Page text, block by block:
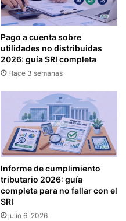
Pago a cuenta sobre
utilidades no distribuidas
2026: guía SRI completa
Hace 3 semanas
Informe de cumplimiento
tributario 2026: guía
completa para no fallar con el
SRI
julio 6, 2026